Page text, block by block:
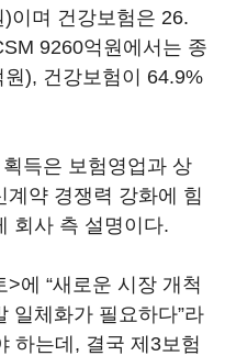
이며 건강보험은 26.
9260억원에서는 종
), 건강보험이 64.9%
득은 보험영업과 상
약 경쟁력 강화에 힘
회사 측 설명이다.
에 “새로운 시장 개척
일체화가 필요하다”라
하는데, 결국 제3보험